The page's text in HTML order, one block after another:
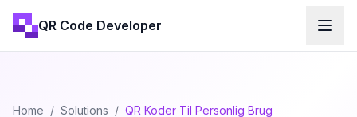
QR Code Developer
Home / Solutions / QR Koder Til Personlig Brug